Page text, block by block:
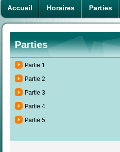
Accueil Horaires Parties
Parties
Partie 1
Partie 2
Partie 3
Partie 4
Partie 5